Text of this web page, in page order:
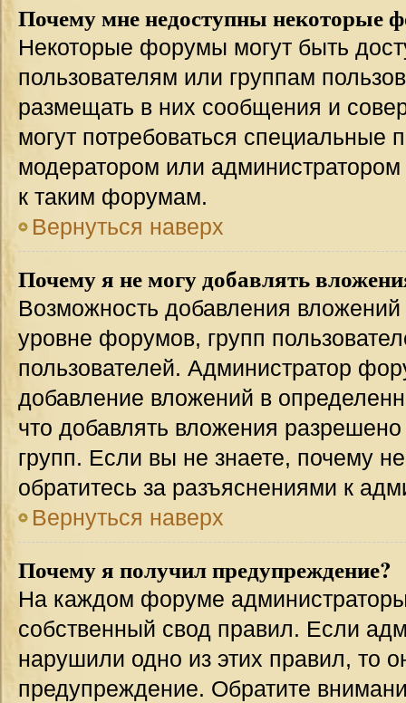
Почему мне недоступны некоторые
Некоторые форумы могут быть
пользователям или группам
размещать в них сообщения и
могут потребоваться специальные
модератором или
к таким форумам.
Вернуться наверх
Почему я не могу добавлять
Возможность добавления
уровне форумов, групп
пользователей. Администратор
добавление вложений в
что добавлять вложения
групп. Если вы не знаете, почему
обратитесь за разъяснениями к
Вернуться наверх
Почему я получил предупреждение?
На каждом форуме
собственный свод правил. Если
нарушили одно из этих правил, то
предупреждение. Обратите